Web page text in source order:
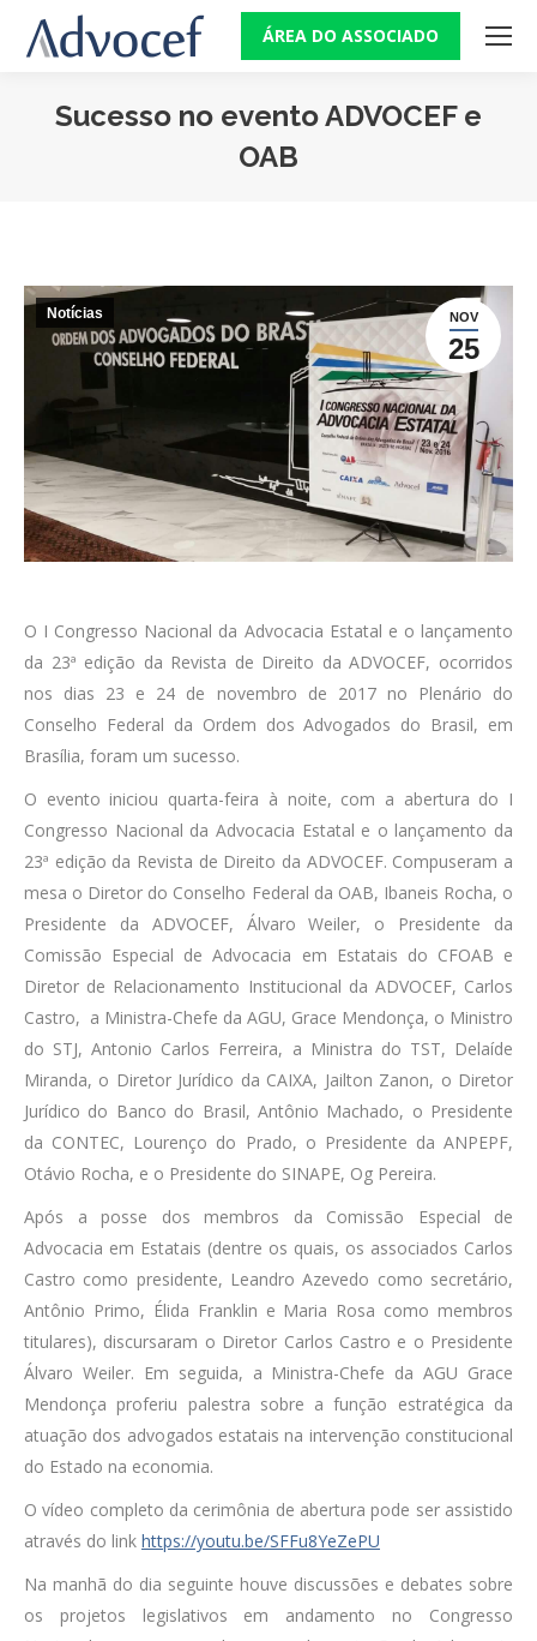
ÁREA DO ASSOCIADO
Sucesso no evento ADVOCEF e
OAB
NOV
25
Notícias
O I Congresso Nacional da Advocacia Estatal e o lançamento
da 23ª edição da Revista de Direito da ADVOCEF, ocorridos
nos dias 23 e 24 de novembro de 2017 no Plenário do
Conselho Federal da Ordem dos Advogados do Brasil, em
Brasília, foram um sucesso.
O evento iniciou quarta-feira à noite, com a abertura do I
Congresso Nacional da Advocacia Estatal e o lançamento da
23ª edição da Revista de Direito da ADVOCEF. Compuseram a
mesa o Diretor do Conselho Federal da OAB, Ibaneis Rocha, o
Presidente da ADVOCEF, Álvaro Weiler, o Presidente da
Comissão Especial de Advocacia em Estatais do CFOAB e
Diretor de Relacionamento Institucional da ADVOCEF, Carlos
Castro, a Ministra-Chefe da AGU, Grace Mendonça, o Ministro
do STJ, Antonio Carlos Ferreira, a Ministra do TST, Delaíde
Miranda, o Diretor Jurídico da CAIXA, Jailton Zanon, o Diretor
Jurídico do Banco do Brasil, Antônio Machado, o Presidente
da CONTEC, Lourenço do Prado, o Presidente da ANPEPF,
Otávio Rocha, e o Presidente do SINAPE, Og Pereira.
Após a posse dos membros da Comissão Especial de
Advocacia em Estatais (dentre os quais, os associados Carlos
Castro como presidente, Leandro Azevedo como secretário,
Antônio Primo, Élida Franklin e Maria Rosa como membros
titulares), discursaram o Diretor Carlos Castro e o Presidente
Álvaro Weiler. Em seguida, a Ministra-Chefe da AGU Grace
Mendonça proferiu palestra sobre a função estratégica da
atuação dos advogados estatais na intervenção constitucional
do Estado na economia.
O vídeo completo da cerimônia de abertura pode ser assistido
através do link https://youtu.be/SFFu8YeZePU
Na manhã do dia seguinte houve discussões e debates sobre
os projetos legislativos em andamento no Congresso